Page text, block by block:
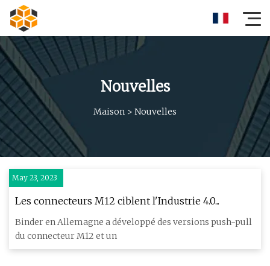
Nouvelles
Maison > Nouvelles
May 23, 2023
Les connecteurs M12 ciblent l'Industrie 4.0...
Binder en Allemagne a développé des versions push-pull
du connecteur M12 et un